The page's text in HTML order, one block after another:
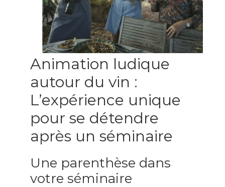
Animation ludique
autour du vin :
L’expérience unique
pour se détendre
après un séminaire
Une parenthèse dans
votre séminaire